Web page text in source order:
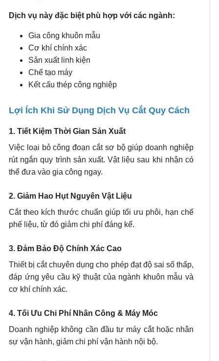
Dịch vụ này đặc biệt phù hợp với các ngành:
Gia công khuôn mẫu
Cơ khí chính xác
Sản xuất linh kiện
Chế tạo máy
Kết cấu thép công nghiệp
Lợi Ích Khi Sử Dụng Dịch Vụ Cắt Quy Cách
1. Tiết Kiệm Thời Gian Sản Xuất
Việc loại bỏ công đoạn cắt sơ bộ giúp doanh nghiệp
rút ngắn quy trình sản xuất. Vật liệu sau khi nhận có
thể đưa vào gia công ngay.
2. Giảm Hao Hụt Nguyên Vật Liệu
Cắt theo kích thước chuẩn giúp tối ưu phôi, hạn chế
phế liệu, từ đó giảm chi phí đáng kể.
3. Đảm Bảo Độ Chính Xác Cao
Thiết bị cắt chuyên dụng cho phép đạt độ sai số thấp,
đáp ứng yêu cầu kỹ thuật của ngành khuôn mẫu và
cơ khí chính xác.
4. Tối Ưu Chi Phí Nhân Công & Máy Móc
Doanh nghiệp không cần đầu tư máy cắt hoặc nhân
sự vận hành, giảm chi phí vận hành nội bộ.